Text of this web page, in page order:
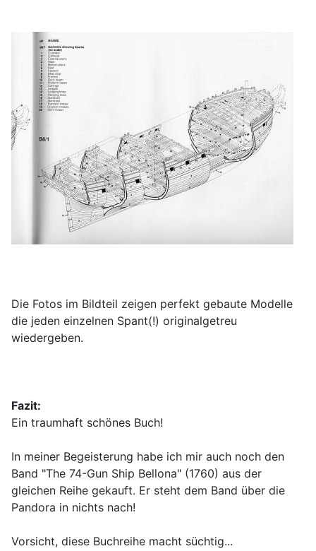
Die Fotos im Bildteil zeigen perfekt gebaute Modelle
die jeden einzelnen Spant(!) originalgetreu
wiedergeben.
Fazit:
Ein traumhaft schönes Buch!
In meiner Begeisterung habe ich mir auch noch den
Band "The 74-Gun Ship Bellona" (1760) aus der
gleichen Reihe gekauft. Er steht dem Band über die
Pandora in nichts nach!
Vorsicht, diese Buchreihe macht süchtig...